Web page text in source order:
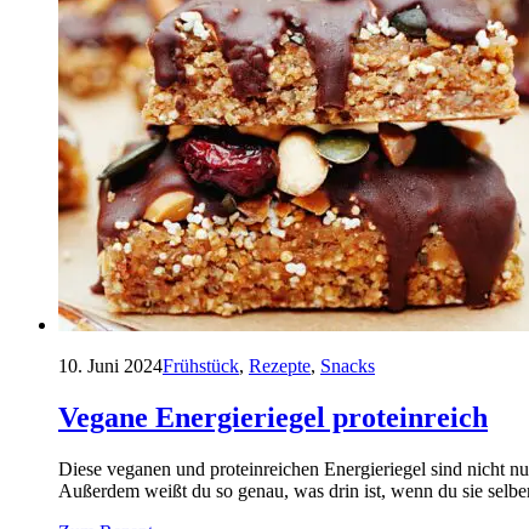
10. Juni 2024Frühstück, Rezepte, Snacks
Vegane Energieriegel proteinreich
Diese veganen und proteinreichen Energieriegel sind nicht
Außerdem weißt du so genau, was drin ist, wenn du sie